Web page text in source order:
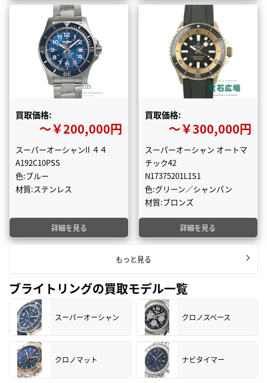
買取価格:
〜￥200,000円
スーパーオーシャンII ４４
A192C10PSS
色:ブルー
材質:ステンレス
詳細を見る
買取価格:
〜￥300,000円
スーパーオーシャン オートマ
チック42
N17375201L1S1
色:グリーン／シャンパン
材質:ブロンズ
詳細を見る
もっと見る
ブライトリングの買取モデル一覧
スーパーオーシャン クロノスペース
クロノマット ナビタイマー